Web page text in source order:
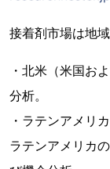
接着剤市場は地
・北米（米国お
分析。
・ラテンアメリ
ラテンアメリカ